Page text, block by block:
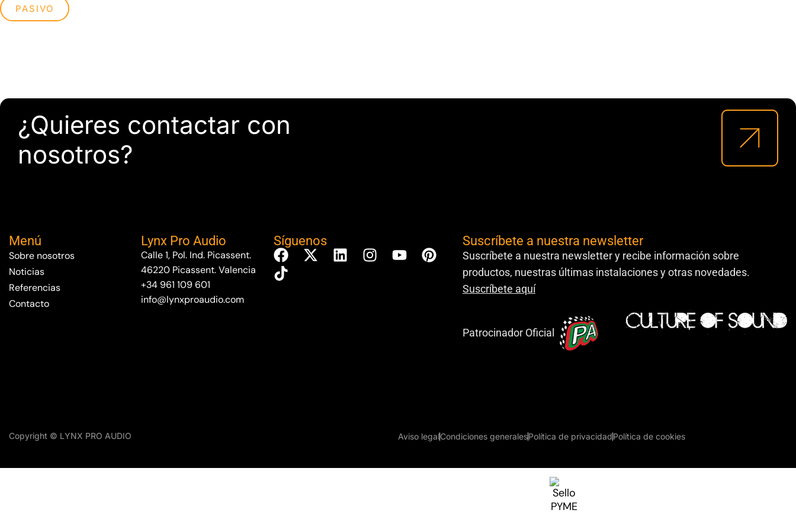
PASIVO
¿Quieres contactar con
nosotros?
Menú
Sobre nosotros
Noticias
Referencias
Contacto
Lynx Pro Audio
Calle 1, Pol. Ind. Picassent.
46220 Picassent. Valencia
+34 961 109 601
info@lynxproaudio.com
Síguenos Suscríbete a nuestra newsletter
Suscríbete a nuestra newsletter y recibe información sobre
productos, nuestras últimas instalaciones y otras novedades.
Suscríbete aquí
Patrocinador Oficial
Copyright © LYNX PRO AUDIO Aviso legalCondiciones generalesPolítica de privacidadPolítica de cookies